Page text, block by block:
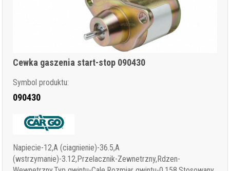
Cewka gaszenia start-stop 090430
Symbol produktu:
090430
Napiecie-12,A (ciagnienie)-36.5,A
(wstrzymanie)-3.12,Przelacznik-Zewnetrzny,Rdzen-